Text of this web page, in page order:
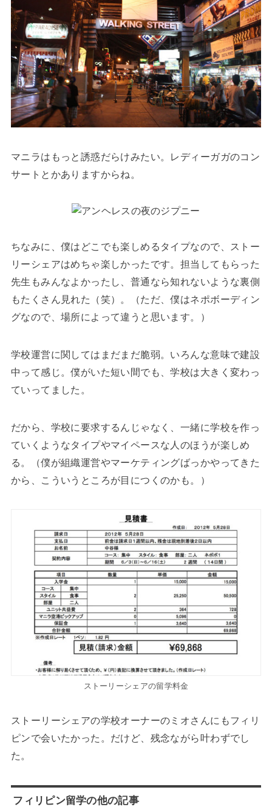
マニラはもっと誘惑だらけみたい。レディーガガのコン
サートとかありますからね。
ちなみに、僕はどこでも楽しめるタイプなので、ストー
リーシェアはめちゃ楽しかったです。担当してもらった
先生もみんなよかったし、普通なら知れないような裏側
もたくさん見れた（笑）。（ただ、僕はネポボーディン
グなので、場所によって違うと思います。）
学校運営に関してはまだまだ脆弱。いろんな意味で建設
中って感じ。僕がいた短い間でも、学校は大きく変わっ
ていってました。
だから、学校に要求するんじゃなく、一緒に学校を作っ
ていくようなタイプやマイペースな人のほうが楽しめ
る。（僕が組織運営やマーケティングばっかやってきた
から、こういうところが目につくのかも。）
ストーリーシェアの留学料金
ストーリーシェアの学校オーナーのミオさんにもフィリ
ピンで会いたかった。だけど、残念ながら叶わずでし
た。
フィリピン留学の他の記事